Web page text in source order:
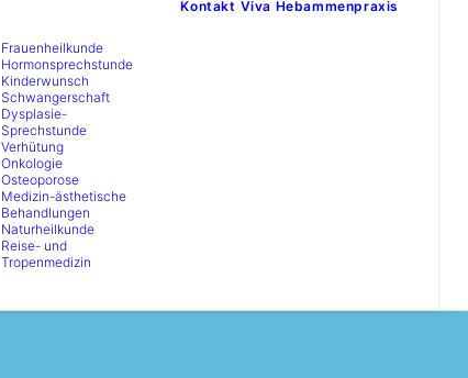
Frauenheilkunde
Hormonsprechstunde
Kinderwunsch
Schwangerschaft
Dysplasie-
Sprechstunde
Verhütung
Onkologie
Osteoporose
Medizin-ästhetische
Behandlungen
Naturheilkunde
Reise- und
Tropenmedizin
Kontakt Viva Hebammenpraxis